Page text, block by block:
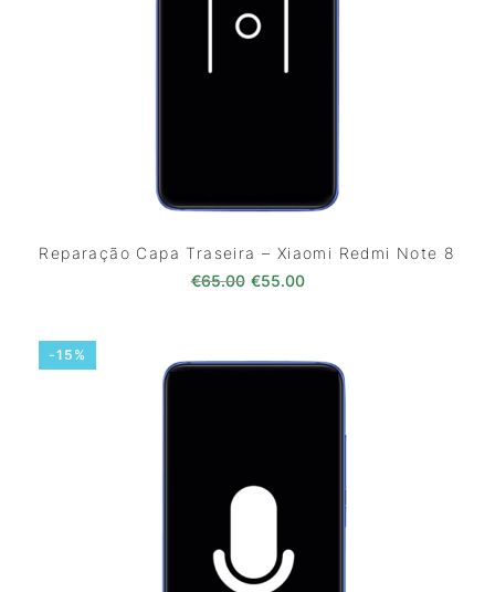
Reparação Capa Traseira – Xiaomi Redmi Note 8
€65.00 O preço original era: €65.00.
€55.00O preço atual é:
-15%